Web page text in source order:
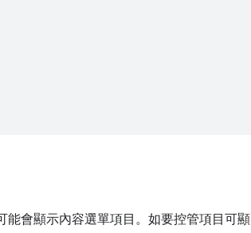
會顯示內容選單項目。如要控管項目可顯